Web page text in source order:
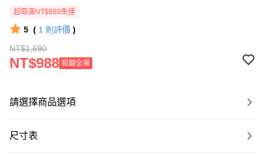
超取滿NT$888免運
5 ( 1 則評價 )
NT$1,690
NT$988 殺翻全場
請選擇商品選項
尺寸表